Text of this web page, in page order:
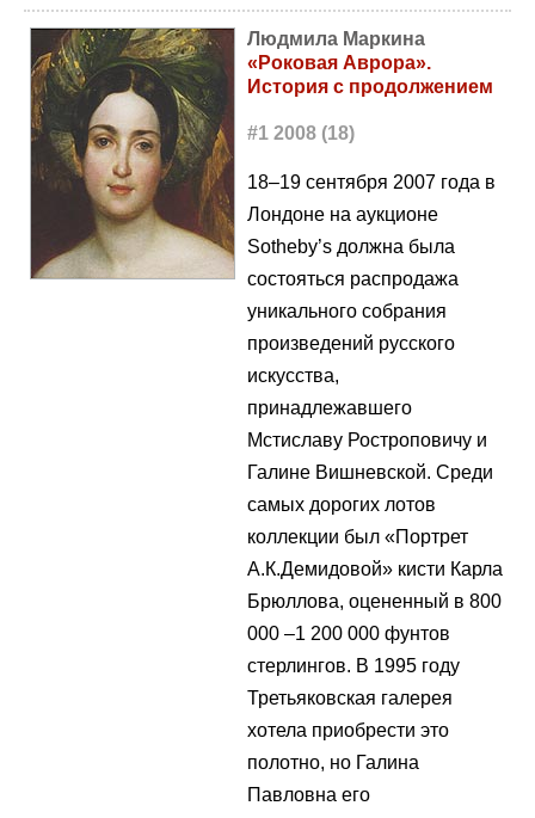
Людмила Маркина
«Роковая Аврора».
История с продолжением
#1 2008 (18)
18–19 сентября 2007 года в
Лондоне на аукционе
Sotheby’s должна была
состояться распродажа
уникального собрания
произведений русского
искусства,
принадлежавшего
Мстиславу Ростроповичу и
Галине Вишневской. Среди
самых дорогих лотов
коллекции был «Портрет
А.К.Демидовой» кисти Карла
Брюллова, оцененный в 800
000 –1 200 000 фунтов
стерлингов. В 1995 году
Третьяковская галерея
хотела приобрести это
полотно, но Галина
Павловна его